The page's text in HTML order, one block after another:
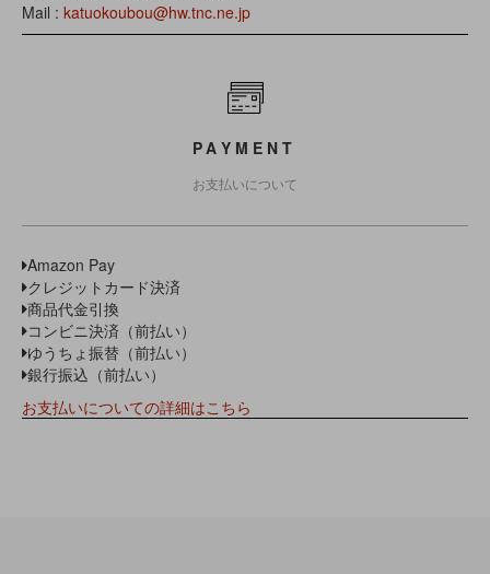
Mail : katuokoubou@hw.tnc.ne.jp
PAYMENT
お支払いについて
Amazon Pay
クレジットカード決済
商品代金引換
コンビニ決済（前払い）
ゆうちょ振替（前払い）
銀行振込（前払い）
お支払いについての詳細はこちら